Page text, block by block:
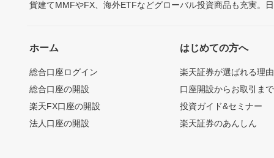
貨建てMMFやFX、海外ETFなどグローバル投資商品も充実。
ホーム
総合口座ログイン
総合口座の開設
楽天FX口座の開設
法人口座の開設
はじめての方へ
楽天証券が選ばれる理由
口座開設からお取引ま
投資ガイド&セミナー
楽天証券のあんしん